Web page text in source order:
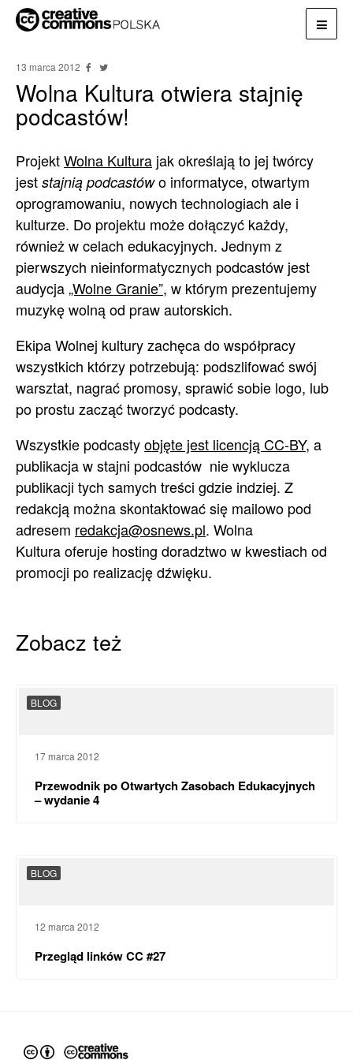
13 marca 2012
Wolna Kultura otwiera stajnię
podcastów!
ProjektWolna Kultura jak określają to jej twórcy
jest stajnią podcastówo informatyce, otwartym
oprogramowaniu, nowych technologiach ale i
kulturze. Do projektu może dołączyć każdy,
również w celach edukacyjnych. Jednym z
pierwszych nieinformatycznych podcastów jest
audycja„Wolne Granie”, w którym prezentujemy
muzykę wolną od praw autorskich.
Ekipa Wolnej kultury zachęca do współpracy
wszystkich którzy potrzebują: podszlifować swój
warsztat, nagrać promosy, sprawić sobie logo, lub
po prostu zacząć tworzyć podcasty.
Wszystkie podcastyobjęte jest licencją CC-BY, a
publikacja w stajni podcastów nie wyklucza
publikacji tych samych treści gdzie indziej. Z
redakcją można skontaktować się mailowo pod
adresem redakcja@osnews.pl. Wolna
Kultura oferuje hosting doradztwo w kwestiach od
promocji po realizację dźwięku.
Zobacz też
BLOG
17 marca 2012
Przewodnik po Otwartych Zasobach Edukacyjnych
– wydanie 4
BLOG
12 marca 2012
Przegląd linków CC #27